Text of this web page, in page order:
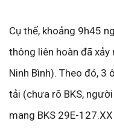
Cụ thể, khoảng 9h45
thông liên hoàn đã
Ninh Bình). Theo đó, 3
tải (chưa rõ BKS,
mang BKS 29E-